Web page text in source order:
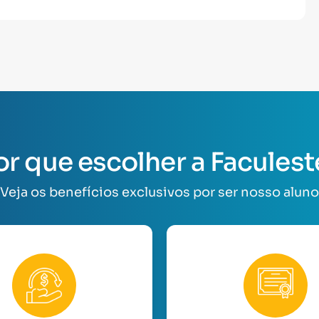
que escolher a
Veja os benefícios exclusivos por ser nosso aluno